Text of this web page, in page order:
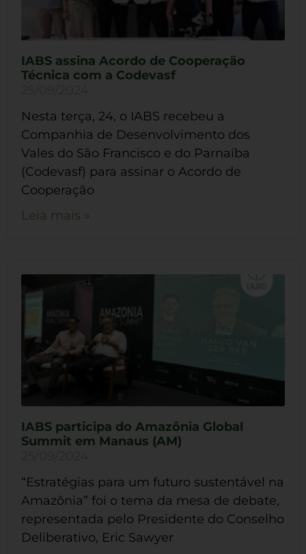
IABS assina Acordo de Cooperação
Técnica com a Codevasf
Nesta terça, 24, o IABS recebeu a
Companhia de Desenvolvimento dos
Vales do São Francisco e do Parnaíba
(Codevasf) para assinar o Acordo de
Cooperação
Leia mais »
IABS participa do Amazônia Global
Summit em Manaus (AM)
“Estratégias para um futuro sustentável na
Amazônia” foi o tema da mesa de debate,
representada pelo Presidente do Conselho
Deliberativo, Eric Sawyer